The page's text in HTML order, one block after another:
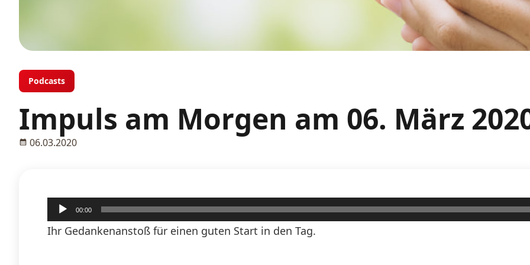
Podcasts
Impuls am Morgen am 06. März
06.03.2020
Audio-
Player
00:00
Ihr Gedankenanstoß für einen guten Start in den Tag.